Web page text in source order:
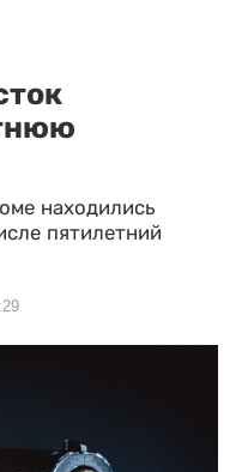
находились
пятилетний